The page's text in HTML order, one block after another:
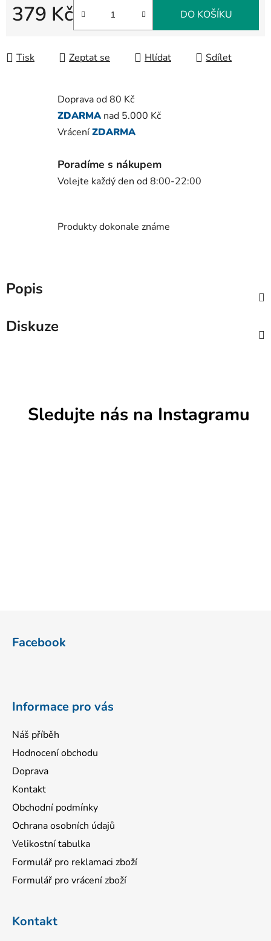
379 Kč DO KOŠÍKU
Tisk Zeptat se Hlídat Sdílet
Doprava od 80 Kč
ZDARMA nad 5.000 Kč
VráceníZDARMA
Poradíme s nákupem
Volejte každý den od 8:00-22:00
Produkty dokonale známe
Popis
Diskuze
Sledujte nás na Instagramu
Facebook
Informace pro vás
Náš příběh
Hodnocení obchodu
Doprava
Kontakt
Obchodní podmínky
Ochrana osobních údajů
Velikostní tabulka
Formulář pro reklamaci zboží
Formulář pro vrácení zboží
Kontakt